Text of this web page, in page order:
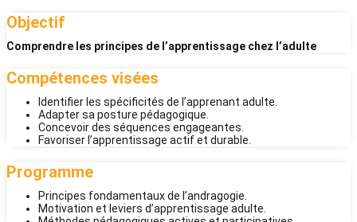
Objectif
Comprendre les principes de l’apprentissage chez l’adulte
Compétences visées
Identifier les spécificités de l’apprenant adulte.
Adapter sa posture pédagogique.
Concevoir des séquences engageantes.
Favoriser l’apprentissage actif et durable.
Programme
Principes fondamentaux de l’andragogie.
Motivation et leviers d’apprentissage adulte.